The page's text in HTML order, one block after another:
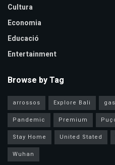
Cultura
Economia
Educació
Entertainment
Browse by Tag
arrossos Explore Bali
Pandemic
Premium
Stay Home
United Stated
Wuhan